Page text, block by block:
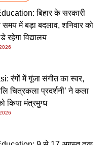
बिहार के सरकारी
में बड़ा बदलाव, शनिवार को
रहेगा विद्यालय
रंगों में गूंजा संगीत का स्वर,
चित्रकला प्रदर्शनी’ ने कला
किया मंत्रमुग्ध